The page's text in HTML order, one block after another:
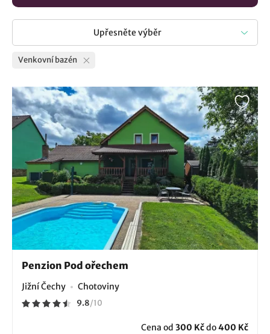
Upřesněte výběr
Venkovní bazén
Penzion Pod ořechem
Jižní Čechy Chotoviny
9.8/10
Cena od 300 Kčdo400 Kč